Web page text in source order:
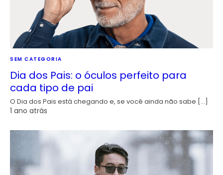
SEM CATEGORIA
Dia dos Pais: o óculos perfeito para
cada tipo de pai
O Dia dos Pais está chegando e, se você ainda não sabe […]
1 ano atrás